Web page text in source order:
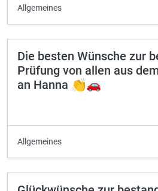
Allgemeines
Die besten Wünsche zur
Prüfung von allen aus
an Hanna 👏🚗
Allgemeines